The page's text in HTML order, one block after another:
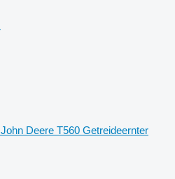
John Deere T560 Getreideernter